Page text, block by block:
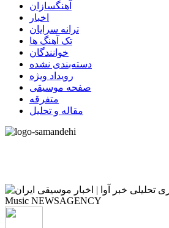
آهنگسازان
اخبار
ترانه سرایان
تک آهنگ ها
خوانندگان
دسته‌بندی نشده
رویداد ویژه
صفحه موسیقی
متفرقه
مقاله و تحلیل